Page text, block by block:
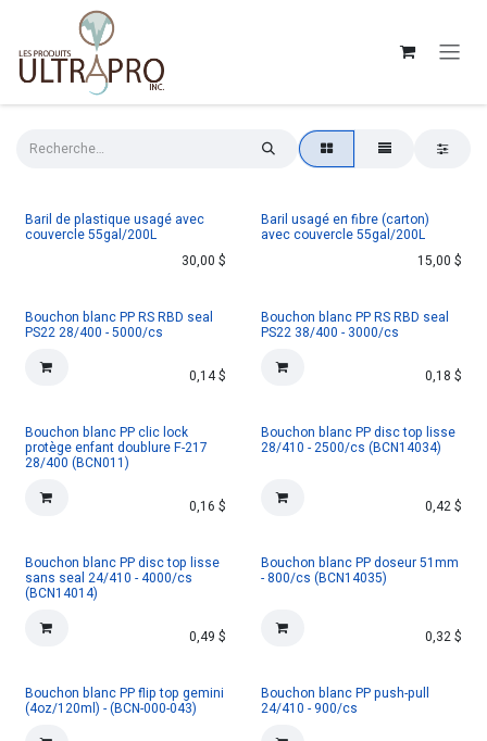
Se rendre au contenu
Baril de plastique usagé avec
couvercle 55gal/200L
30,00 $
Baril usagé en fibre (carton)
avec couvercle 55gal/200L
15,00 $
Bouchon blanc PP RS RBD seal
PS22 28/400 - 5000/cs
0,14$
Bouchon blanc PP RS RBD seal
PS22 38/400 - 3000/cs
0,18 $
Bouchon blanc PP clic lock
protège enfant doublure F-217
28/400 (BCN011)
0,16 $
Bouchon blanc PP disc top lisse
28/410 - 2500/cs (BCN14034)
0,42$
Bouchon blanc PP disc top lisse
sans seal 24/410 - 4000/cs
(BCN14014)
0,49 $
Bouchon blanc PP doseur 51mm
- 800/cs (BCN14035)
0,32$
Bouchon blanc PP flip top gemini
(4oz/120ml) - (BCN-000-043)
Bouchon blanc PP push-pull
24/410 - 900/cs